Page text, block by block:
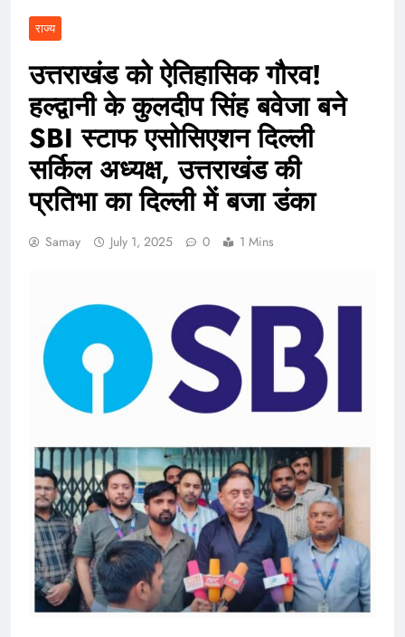
राज्य
उत्तराखंड को ऐतिहासिक गौरव!
हल्द्वानी के कुलदीप सिंह बवेजा बने
SBI स्टाफ एसोसिएशन दिल्ली
सर्किल अध्यक्ष, उत्तराखंड की
प्रतिभा का दिल्ली में बजा डंका
Samay July 1, 2025 0 1 Mins